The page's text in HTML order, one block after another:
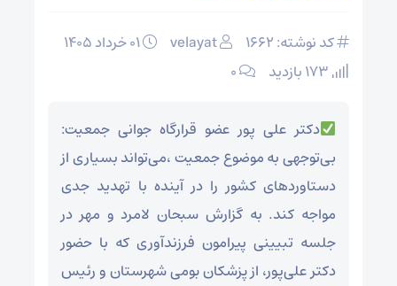
کد نوشته: 1662 velayat
۰
دکتر علی پور عضو قرارگاه جوانی جمعیت:
بی‌توجهی به موضوع جمعیت ،می‌تواند بسیاری از
دستاوردهای کشور را در آینده با تهدید جدی
مواجه کند. به گزارش سبحان لامرد و مهر در
جلسه تبیینی پیرامون فرزندآوری که با حضور
دکتر علی‌پور، از پزشکان بومی شهرستان و رئیس